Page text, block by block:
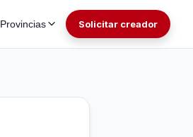
Provincias Solicitar creador